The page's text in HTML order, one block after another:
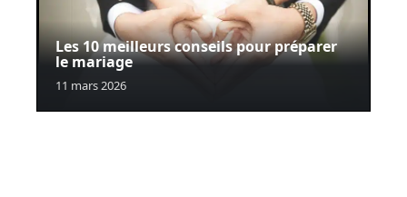
Les 10 meilleurs conseils pour préparer
le mariage
11 mars 2026